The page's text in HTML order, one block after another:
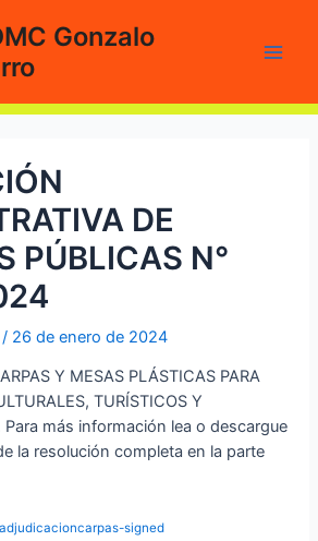
Gonzalo
DE
PÚBLICAS N°
/ 26 de enero de 2024
Y MESAS PLÁSTICAS PARA
TURÍSTICOS Y
Para más información lea o descargue
la resolución completa en la parte
signed